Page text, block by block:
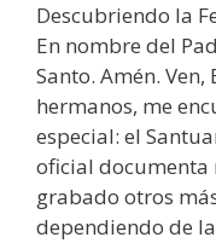
Descubriendo la
En nombre del
Santo. Amén.
hermanos, me
especial: el
oficial documenta
grabado otros
dependiendo de